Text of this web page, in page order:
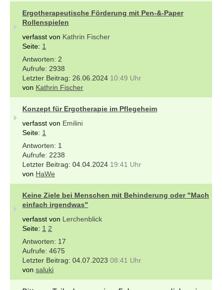
Ergotherapeutische Förderung mit Pen-&-Paper
Rollenspielen
verfasst von Kathrin Fischer
Seite: 1
2
2938
26.06.2024 10:49 Uhr
von Kathrin Fischer
Konzept für Ergotherapie im Pflegeheim
verfasst von Emilini
Seite: 1
1
2238
04.04.2024 19:41 Uhr
von HaWe
Keine Ziele bei Menschen mit Behinderung oder "Mach
einfach irgendwas"
verfasst von Lerchenblick
Seite: 1 2
17
4675
04.07.2023 08:41 Uhr
von saluki